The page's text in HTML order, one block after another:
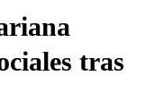
tras